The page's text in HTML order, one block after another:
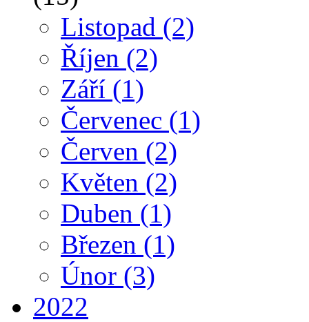
Listopad (2)
Říjen (2)
Září (1)
Červenec (1)
Červen (2)
Květen (2)
Duben (1)
Březen (1)
Únor (3)
2022